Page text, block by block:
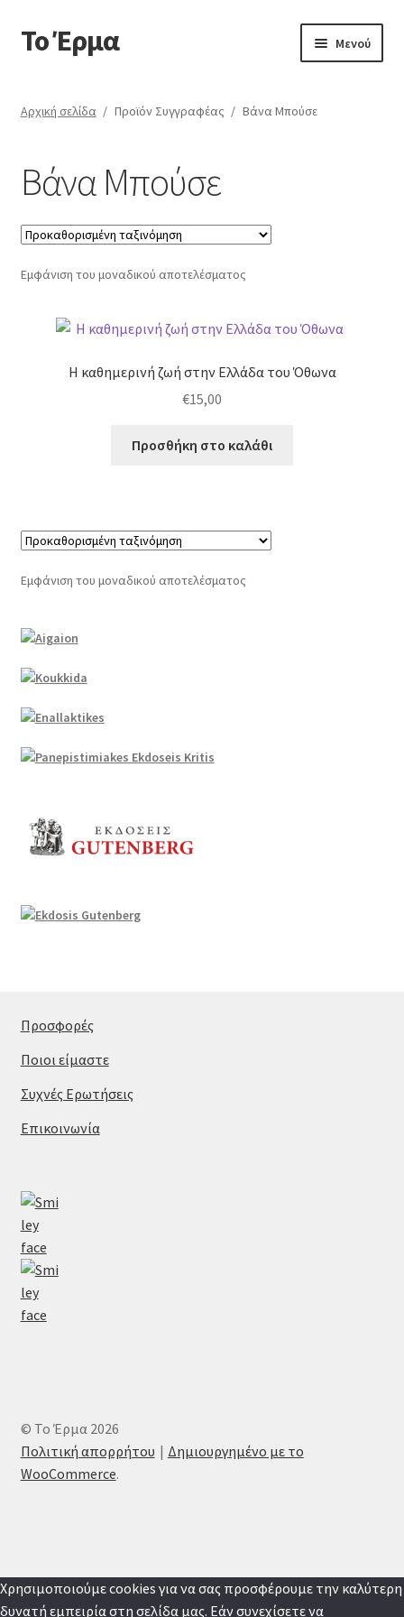
Απευθείας
μετάβαση
Μετάβαση
σε
Το Έρμα Μενού
Κατηγορίες Βιβλίων
Συχνές Ερωτήσεις
Επικοινωνία
Αρχική σελίδα / Προϊόν Συγγραφέας / Βάνα Μπούσε
Βάνα Μπούσε
Εμφάνιση του μοναδικού αποτελέσματος
Η καθημερινή ζωή στην Ελλάδα του Όθωνα
€15,00
Προσθήκη στο καλάθι
Εμφάνιση του μοναδικού αποτελέσματος
Προσφορές
Ποιοι είμαστε
Συχνές Ερωτήσεις
Επικοινωνία
© Το Έρμα 2026
Πολιτική απορρήτου
Δημιουργημένο με το
WooCommerce.
Χρησιμοποιούμε cookies για να σας προσφέρουμε την καλύτερη
δυνατή εμπειρία στη σελίδα μας. Εάν συνεχίσετε να